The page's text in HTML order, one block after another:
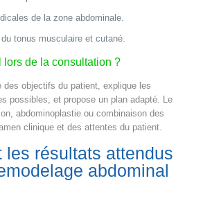
de la zone abdominale.
tonus musculaire et cutané.
lors de la consultation ?
des objectifs du patient, explique les
possibles, et propose un plan adapté. Le
abdominoplastie ou combinaison des
clinique et des attentes du patient.
les résultats attendus
abdominal